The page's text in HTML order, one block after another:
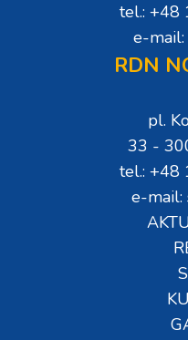
tel.: +48
e-
RDN
pl.
33 -
tel.: +48
e-mail: